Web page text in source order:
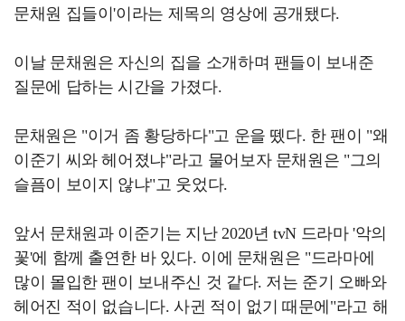
문채원 집들이'이라는 제목의 영상에 공개됐다.
이날 문채원은 자신의 집을 소개하며 팬들이 보내준
질문에 답하는 시간을 가졌다.
문채원은 "이거 좀 황당하다"고 운을 뗐다. 한 팬이 "왜
이준기 씨와 헤어졌냐"라고 물어보자 문채원은 "그의
슬픔이 보이지 않냐"고 웃었다.
앞서 문채원과 이준기는 지난 2020년 tvN 드라마 '악의
꽃'에 함께 출연한 바 있다. 이에 문채원은 "드라마에
많이 몰입한 팬이 보내주신 것 같다. 저는 준기 오빠와
헤어진 적이 없습니다. 사귄 적이 없기 때문에"라고 해